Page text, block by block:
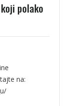
polako
na: